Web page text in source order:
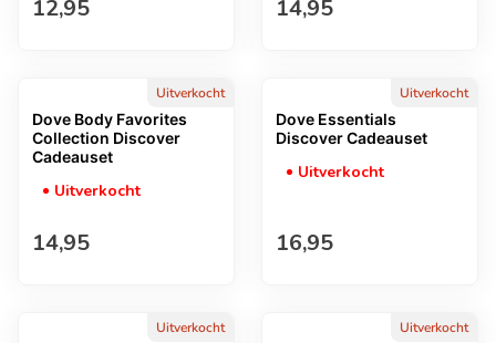
Normale prijs
12,95 Normale prijs
14,95
Uitverkocht
Dove Body Favorites
Collection Discover
Cadeauset
Uitverkocht
Normale prijs
14,95
Uitverkocht
Dove Essentials
Discover Cadeauset
Uitverkocht
Normale prijs
16,95
Uitverkocht Uitverkocht